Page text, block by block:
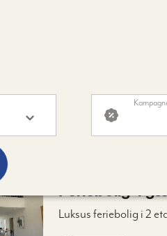
-
Feriebolig 4
Luksus feriebolig i 2